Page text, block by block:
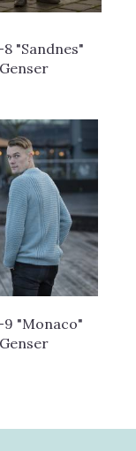
"Sandnes"
Genser
9 "Monaco"
Genser